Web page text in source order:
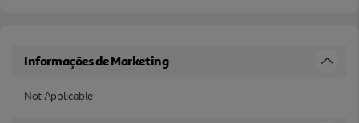
Informações de Marketing
Not Applicable